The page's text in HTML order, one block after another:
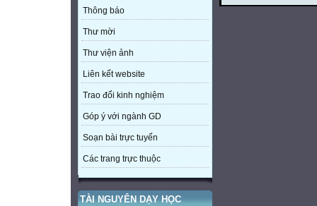
Thông báo
Thư mời
Thư viện ảnh
Liên kết website
Trao đổi kinh nghiệm
Góp ý với ngành GD
Soạn bài trực tuyến
Các trang trực thuộc
TÀI NGUYÊN DẠY HỌC